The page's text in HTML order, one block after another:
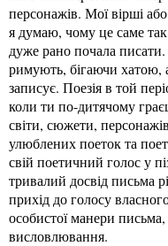
персонажів. Мої вірші
я думаю, чому це саме
дуже рано почала писати.
римують, бігаючи хатою,
записує. Поезія в той
коли ти по-дитячому
світи, сюжети,
улюблених поеток та
свій поетичний голос у
тривалий досвід письма
прихід до голосу
особистої манери
висловлювання.